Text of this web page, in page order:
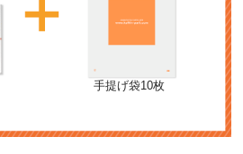
手提げ袋10枚